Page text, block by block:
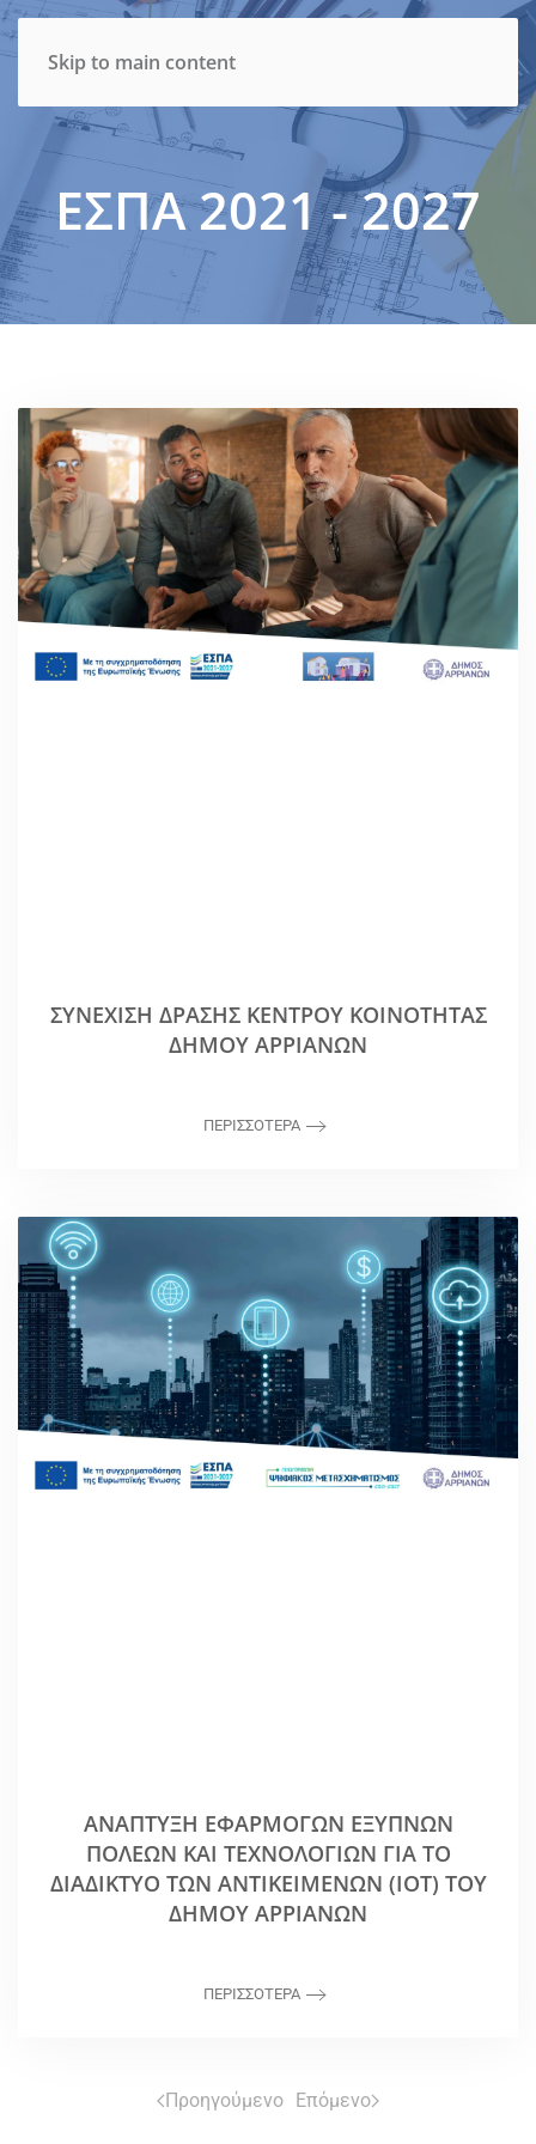
Skip to main content
ΕΣΠΑ 2021 - 2027
ΣΥΝΈΧΙΣΗ ΔΡΆΣΗΣ ΚΈΝΤΡΟΥ ΚΟΙΝΌΤΗΤΑΣ
ΔΉΜΟΥ ΑΡΡΙΑΝΏΝ
ΠΕΡΙΣΣΟΤΕΡΑ
ΑΝΆΠΤΥΞΗ ΕΦΑΡΜΟΓΏΝ ΈΞΥΠΝΩΝ
ΠΌΛΕΩΝ ΚΑΙ ΤΕΧΝΟΛΟΓΙΏΝ ΓΙΑ ΤΟ
ΔΙΑΔΊΚΤΥΟ ΤΩΝ ΑΝΤΙΚΕΙΜΈΝΩΝ (IOT) ΤΟΥ
ΔΉΜΟΥ ΑΡΡΙΑΝΏΝ
ΠΕΡΙΣΣΟΤΕΡΑ
Προηγούμενο Επόμενο